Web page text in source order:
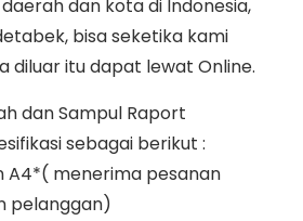
dan kota di Indonesia,
bisa seketika kami
diluar itu dapat lewat Online.
dan Sampul Raport
sebagai berikut :
A4*( menerima pesanan
pelanggan)